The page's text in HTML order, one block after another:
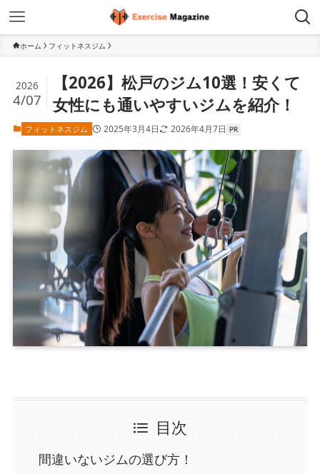
ホーム フィットネスジム
【2026】松戸のジム10選！安くて
女性にも通いやすいジムを紹介！
2026
4/07
フィットネスジム 2025年3月4日 2026年4月7日
目次
間違いないジムの選び方！